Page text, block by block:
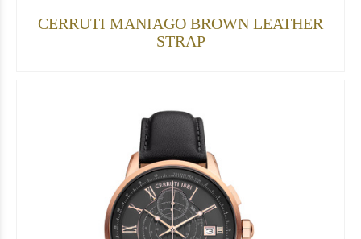
CERRUTI MANIAGO BROWN LEATHER
STRAP